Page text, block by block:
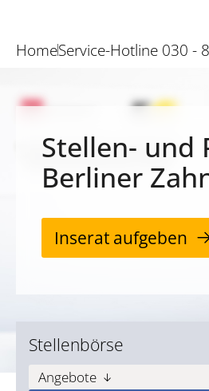
HomeService-Hotline 030 -
Stellen- und
Berliner
Inserat aufgeben
Stellenbörse
Angebote